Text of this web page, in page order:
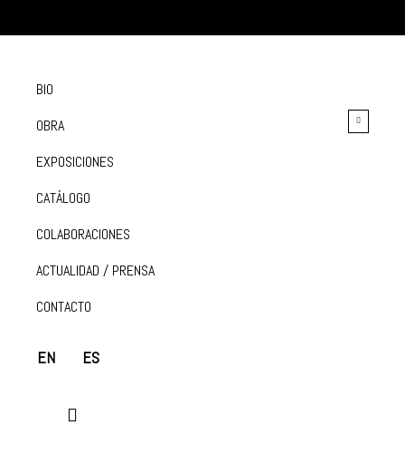
BIO
OBRA
EXPOSICIONES
CATÁLOGO
COLABORACIONES
ACTUALIDAD / PRENSA
CONTACTO
EN ES